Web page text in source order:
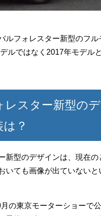
ルフォレスター新型のフル
ルではなく2017年モデル
レスター新型の
？
新型のデザインは、現在の
いても画像が出ていないと
の東京モーターショーで